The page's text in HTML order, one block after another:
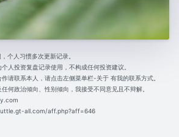
个人习惯多次更新记录。
人投资复盘记录使用，不构成任何投资建议。
请联系本人，请点击左侧菜单栏-关于 有我的联系方式。
何政治倾向、性别倾向，我接受不同意见且不辩解。
all.com/aff.php?aff=646